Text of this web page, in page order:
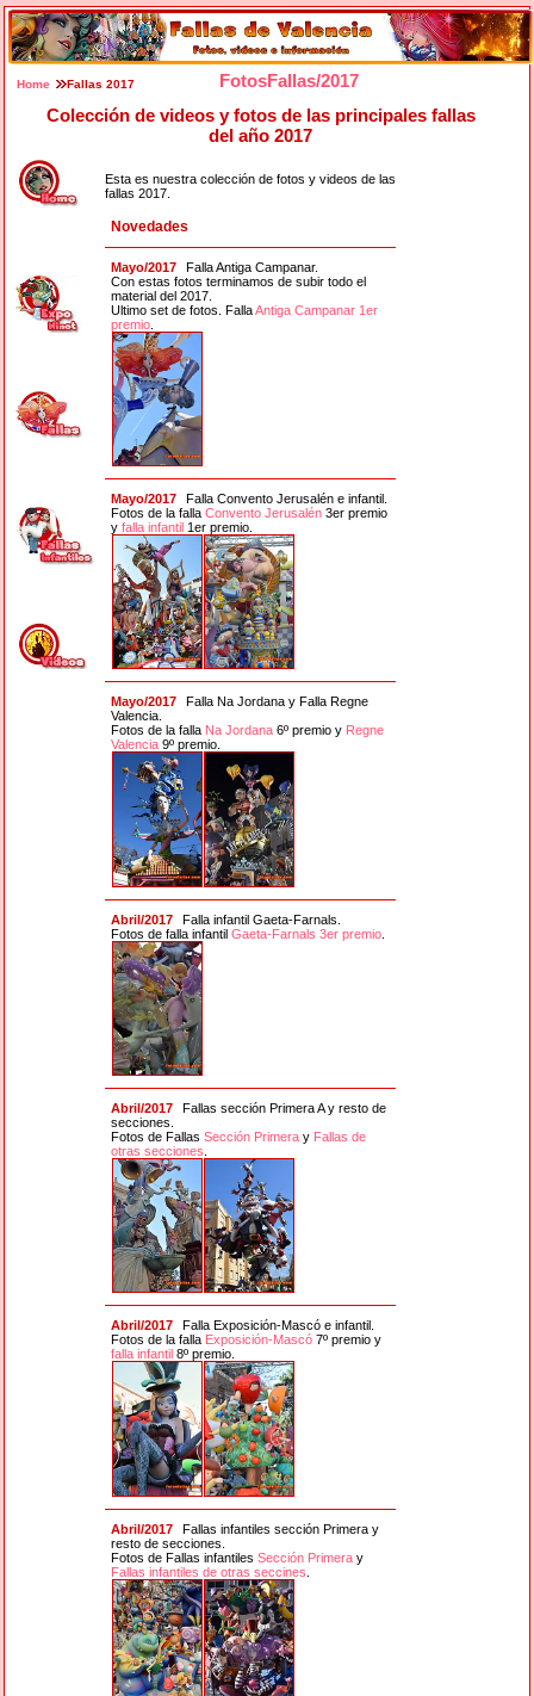
Home Fallas 2017
FotosFallas/2017
Colección de videos y fotos de las principales fallas
del año 2017
Esta es nuestra colección de fotos y videos de las
fallas 2017.
Novedades
Mayo/2017
Falla Antiga Campanar.
Con estas fotos terminamos de subir todo el
material del 2017.
Ultimo set de fotos. FallaAntiga Campanar 1er
premio.
Mayo/2017
Falla Convento Jerusalén e infantil.
Fotos de la falla Convento Jerusalén3er premio
y falla infantil 1er premio.
Mayo/2017
Falla Na Jordana y Falla Regne
Valencia.
Fotos de la falla Na Jordana6º premio y Regne
Valencia 9º premio.
Abril/2017
Falla infantil Gaeta-Farnals.
Fotos de falla infantil Gaeta-Farnals 3er premio.
Abril/2017
Fallas sección Primera A y resto de
secciones.
Fotos de Fallas Sección Primeray Fallas de
otras secciones
Abril/2017
Falla Exposición-Mascó e infantil.
Fotos de la falla Exposición-Mascó7º premio y
falla infantil 8º premio.
Abril/2017
Fallas infantiles sección Primera y
resto de secciones.
Fotos de Fallas infantiles Sección Primeray
Fallas infantiles de otras seccines